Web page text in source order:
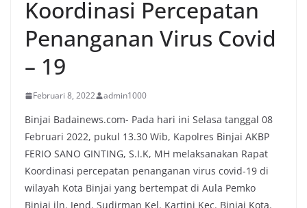
Koordinasi Percepatan
Penanganan Virus Covid
– 19
Februari 8, 2022 admin1000
Binjai Badainews.com- Pada hari ini Selasa tanggal 08
Februari 2022, pukul 13.30 Wib, Kapolres Binjai AKBP
FERIO SANO GINTING, S.I.K, MH melaksanakan Rapat
Koordinasi percepatan penanganan virus covid-19 di
wilayah Kota Binjai yang bertempat di Aula Pemko
Binjai jln. Jend. Sudirman Kel. Kartini Kec. Binjai Kota.